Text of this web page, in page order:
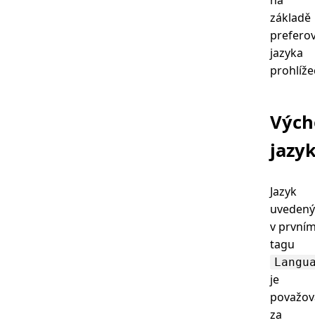
základě
jazyka
Jazyk
uvedený
v
tagu
je
za